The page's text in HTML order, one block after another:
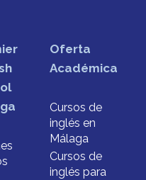
Oferta
Académica
Cursos de
inglés en
Málaga
Cursos de
inglés para